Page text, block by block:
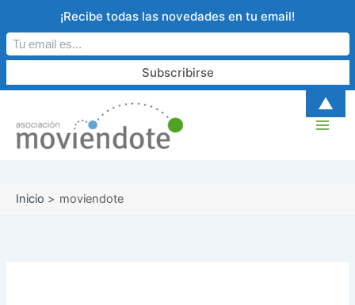
contenido
Inicio moviendote
s
c
o
¡Recibe todas las novedades en tu email!
▲